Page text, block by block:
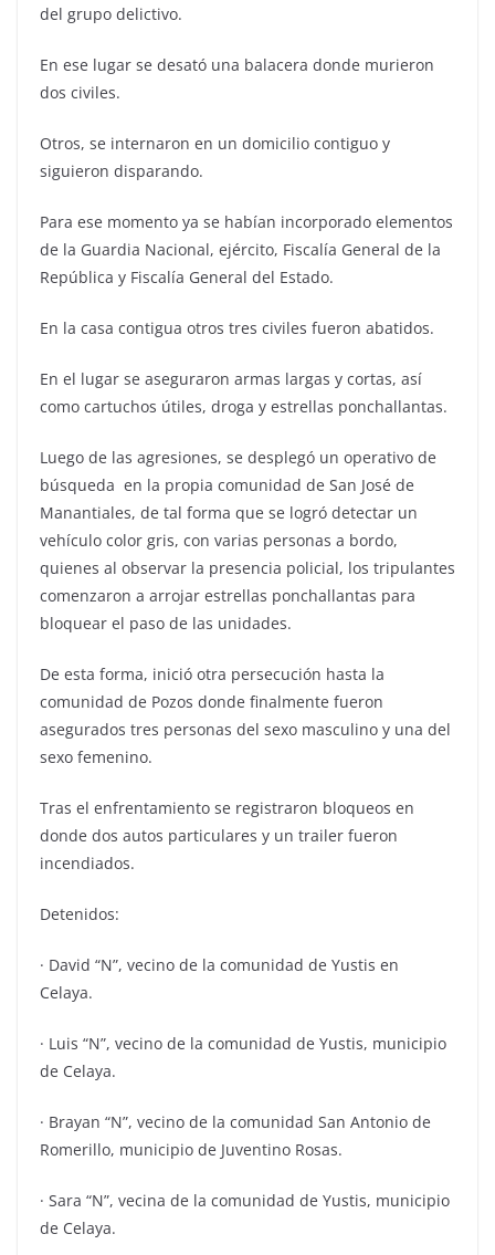
del grupo delictivo.
En ese lugar se desató una balacera donde murieron
dos civiles.
Otros, se internaron en un domicilio contiguo y
siguieron disparando.
Para ese momento ya se habían incorporado elementos
de la Guardia Nacional, ejército, Fiscalía General de la
República y Fiscalía General del Estado.
En la casa contigua otros tres civiles fueron abatidos.
En el lugar se aseguraron armas largas y cortas, así
como cartuchos útiles, droga y estrellas ponchallantas.
Luego de las agresiones, se desplegó un operativo de
búsqueda en la propia comunidad de San José de
Manantiales, de tal forma que se logró detectar un
vehículo color gris, con varias personas a bordo,
quienes al observar la presencia policial, los tripulantes
comenzaron a arrojar estrellas ponchallantas para
bloquear el paso de las unidades.
De esta forma, inició otra persecución hasta la
comunidad de Pozos donde finalmente fueron
asegurados tres personas del sexo masculino y una del
sexo femenino.
Tras el enfrentamiento se registraron bloqueos en
donde dos autos particulares y un trailer fueron
incendiados.
Detenidos:
· David “N”, vecino de la comunidad de Yustis en
Celaya.
· Luis “N”, vecino de la comunidad de Yustis, municipio
de Celaya.
· Brayan “N”, vecino de la comunidad San Antonio de
Romerillo, municipio de Juventino Rosas.
· Sara “N”, vecina de la comunidad de Yustis, municipio
de Celaya.